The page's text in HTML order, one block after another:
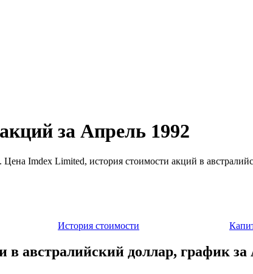
за Апрель 1992
Imdex Limited, история стоимости акций в
История стоимости
австралийский доллар, график за